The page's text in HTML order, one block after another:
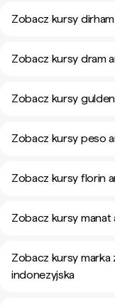
Zobacz kursy
Zobacz kursy dram
Zobacz kursy
Zobacz kursy peso
Zobacz kursy florin
Zobacz kursy manat
Zobacz kursy marka
indonezyjska